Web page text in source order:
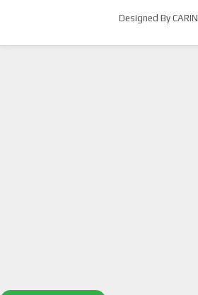
Designed By CARIN